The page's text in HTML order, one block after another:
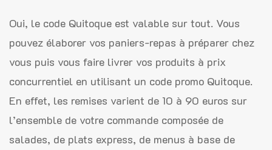
Oui, le code Quitoque est valable sur tout. Vous
pouvez élaborer vos paniers-repas à préparer chez
vous puis vous faire livrer vos produits à prix
concurrentiel en utilisant un code promo Quitoque.
En effet, les remises varient de 10 à 90 euros sur
l’ensemble de votre commande composée de
salades, de plats express, de menus à base de